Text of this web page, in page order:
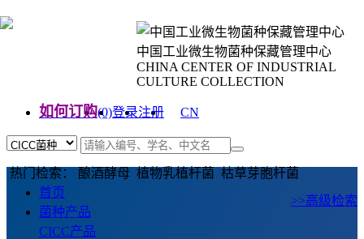
中国工业微生物菌种保藏管理中心
CHINA CENTER OF INDUSTRIAL
CULTURE COLLECTION
如何订购(0)登录注册
CN
热门检索： 酿酒酵母 植物乳植杆菌 枯草芽胞杆菌
>>高级检索
首页
菌种产品
CICC产品